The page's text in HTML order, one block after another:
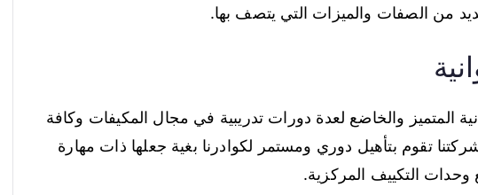
من الصفات والميزات التي يتصف بها.
المتميز والخاضع لعدة دورات تدريبية في مجال المكيفات وكافة
تقوم بتأهيل دوري ومستمر لكوادرنا بغية جعلها ذات مهارة
وحدات التكييف المركزية.